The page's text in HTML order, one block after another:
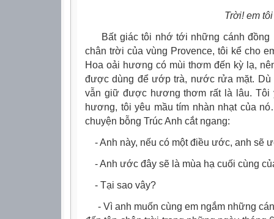
Trời! em tôi tím cả
Bất giác tôi nhớ tới những cánh đồng
chân trời của vùng Provence, tôi kể cho
Hoa oải hương có mùi thơm đến kỳ lạ,
được dùng để ướp trà, nước rửa mặt.
vẫn giữ được hương thơm rất là lâu. Tôi
hương, tôi yêu mầu tím nhàn nhạt của
chuyện bỗng Trúc Anh cắt ngang:
- Anh này, nếu có một điều ước, anh sẽ
- Anh ước đây sẽ là mùa hạ cuối cùng
- Tại sao vây?
- Vì anh muốn cùng em ngắm những